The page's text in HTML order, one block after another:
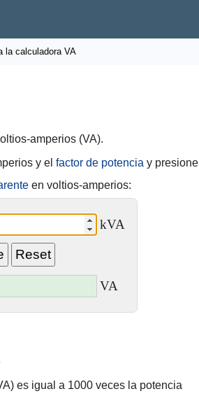
la calculadora VA
amperios (VA).
y el factor de potencia y presione
en voltios-amperios:
kVA
VA
es igual a 1000 veces la potencia